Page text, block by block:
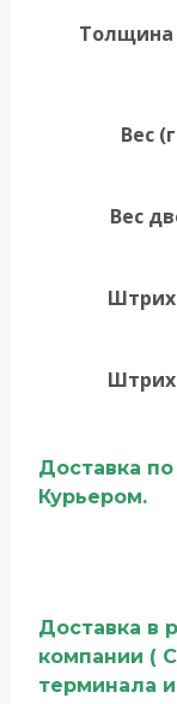
Толщина
Вес
Вес
Доставка
Курьером.
Доставка в
компании (
терминала